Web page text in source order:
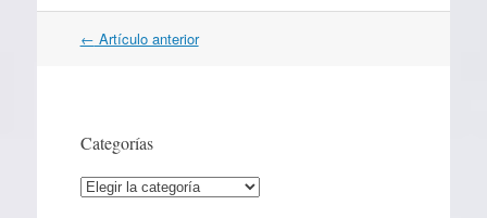
Navegación
← Artículo anterior
Categorías
Categorías